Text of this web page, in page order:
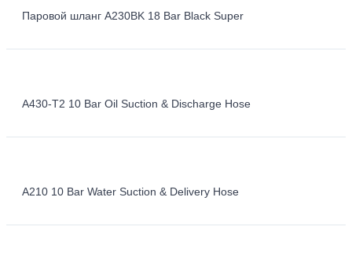
Паровой шланг A230BK 18 Bar Black Super
A430-T2 10 Bar Oil Suction & Discharge Hose
A210 10 Bar Water Suction & Delivery Hose